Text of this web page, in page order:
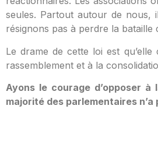
seules. Partout autour de nous,
résignons pas à perdre la bataille
Le drame de cette loi est
rassemblement et à la
Ayons le courage d’opposer
majorité des parlementaires n’a